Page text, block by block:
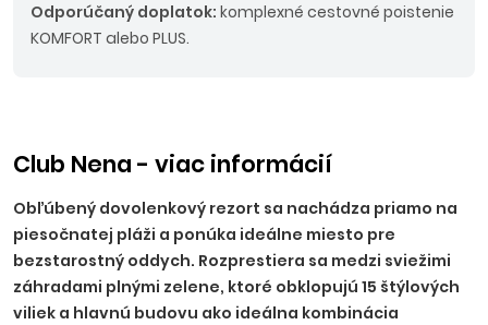
Odporúčaný doplatok: komplexné cestovné poistenie
KOMFORT alebo PLUS.
Club Nena - viac informácií
Obľúbený dovolenkový rezort sa nachádza priamo na
piesočnatej pláži a ponúka ideálne miesto pre
bezstarostný oddych. Rozprestiera sa medzi sviežimi
záhradami plnými zelene, ktoré obklopujú 15 štýlových
viliek a hlavnú budovu ako ideálna kombinácia